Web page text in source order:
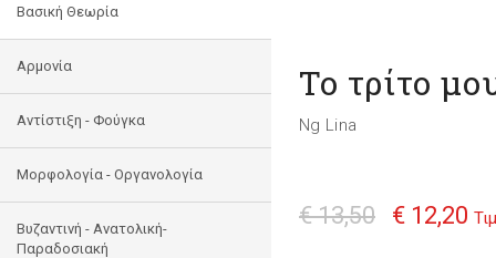
Βασική Θεωρία
Αρμονία
Αντίστιξη - Φούγκα
Μορφολογία - Οργανολογία
Bυζαντινή - Ανατολική-
Παραδοσιακή
Το τρίτο
Ng Lina
€ 13,50 € 12,20